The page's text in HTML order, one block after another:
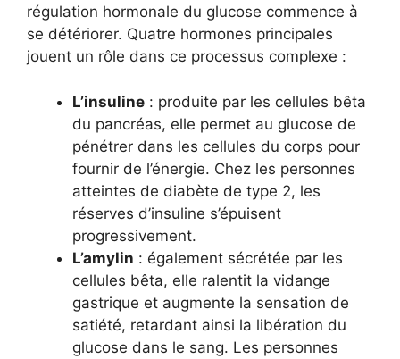
régulation hormonale du glucose commence à
se détériorer. Quatre hormones principales
jouent un rôle dans ce processus complexe :
L’insuline : produite par les cellules bêta
du pancréas, elle permet au glucose de
pénétrer dans les cellules du corps pour
fournir de l’énergie. Chez les personnes
atteintes de diabète de type 2, les
réserves d’insuline s’épuisent
progressivement.
L’amylin : également sécrétée par les
cellules bêta, elle ralentit la vidange
gastrique et augmente la sensation de
satiété, retardant ainsi la libération du
glucose dans le sang. Les personnes